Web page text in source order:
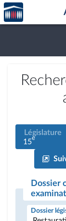
Aller au contenu
Aller en bas de la
Accèder
à la
page
Législature
15e
Dossier
Dossier